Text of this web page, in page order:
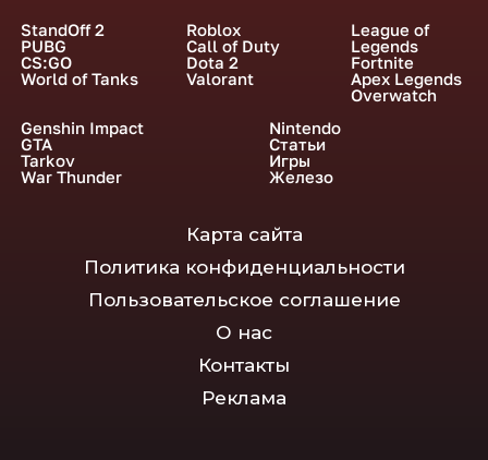
StandOff 2
PUBG
CS:GO
World of Tanks
Roblox
Call of Duty
Dota 2
Valorant
League of
Legends
Fortnite
Apex Legends
Overwatch
Genshin Impact
GTA
Tarkov
War Thunder
Nintendo
Статьи
Игры
Железо
Карта сайта
Политика конфиденциальности
Пользовательское соглашение
О нас
Контакты
Реклама